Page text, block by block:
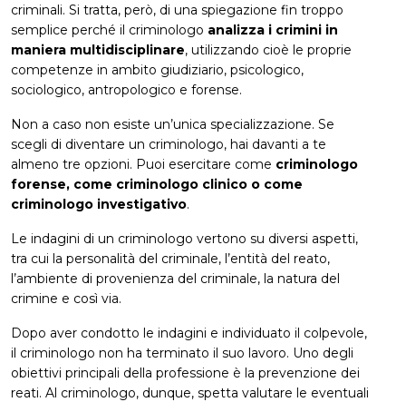
criminali. Si tratta, però, di una spiegazione fin troppo
semplice perché il criminologo analizza i crimini in
maniera multidisciplinare, utilizzando cioè le proprie
competenze in ambito giudiziario, psicologico,
sociologico, antropologico e forense.
Non a caso non esiste un’unica specializzazione. Se
scegli di diventare un criminologo, hai davanti a te
almeno tre opzioni. Puoi esercitare come criminologo
forense, come criminologo clinico o come
criminologo investigativo.
Le indagini di un criminologo vertono su diversi aspetti,
tra cui la personalità del criminale, l’entità del reato,
l’ambiente di provenienza del criminale, la natura del
crimine e così via.
Dopo aver condotto le indagini e individuato il colpevole,
il criminologo non ha terminato il suo lavoro. Uno degli
obiettivi principali della professione è la prevenzione dei
reati. Al criminologo, dunque, spetta valutare le eventuali